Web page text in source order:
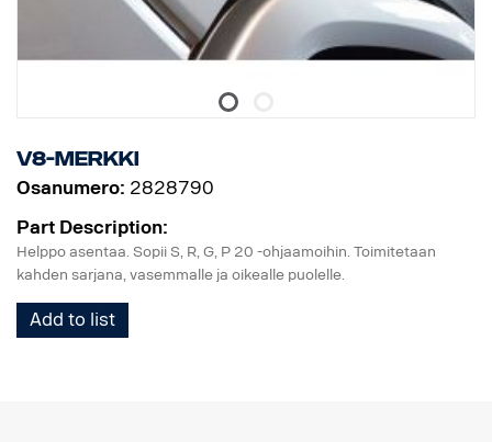
V8-merkki
Osanumero: 2828790
Part Description:
Helppo asentaa. Sopii S, R, G, P 20 -ohjaamoihin. Toimitetaan
kahden sarjana, vasemmalle ja oikealle puolelle.
Add to list